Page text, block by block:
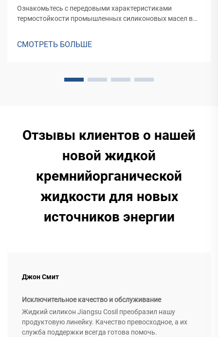
Ознакомьтесь с передовыми характеристиками
термостойкости промышленных силиконовых масел в
инновациях в производстве и тенденциях в соблюдении
материалов в автомобильной, электронной
СМОТРЕТЬ БОЛЬШЕ
Отзывы клиентов о нашей
новой жидкой
кремнийорганической
жидкости для новых
источников энергии
Джон Смит
Исключительное качество и обслуживание
Жидкий силикон Jiangsu Cosil преобразил нашу
продуктовую линейку. Качество превосходное, а их
служба поддержки всегда готова помочь.